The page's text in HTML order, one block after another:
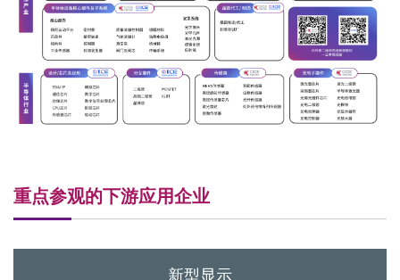
重点参观的下游应用企业
新型显示